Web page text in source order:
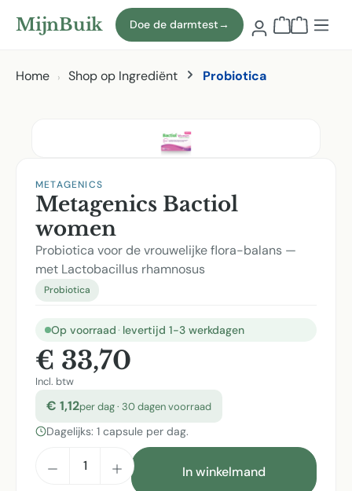
Naar hoofdinhoud
MijnBuik Doe de darmtest→
Home Shop op Ingrediënt Probiotica
METAGENICS
Metagenics Bactiol
women
Probiotica voor de vrouwelijke flora-balans —
met Lactobacillus rhamnosus
Probiotica
Op voorraad · levertijd 1-3 werkdagen
€ 33,70
Incl. btw
€ 1,12per dag · 30 dagen voorraad
Dagelijks: 1 capsule per dag.
Producthoeveelheid: Voer de
In winkelmand